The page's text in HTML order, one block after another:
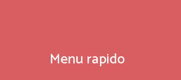
Menu rapido